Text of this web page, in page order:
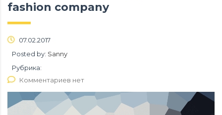
fashion company
07.02.2017
Posted by: Sanny
Рубрика:
Комментариев нет